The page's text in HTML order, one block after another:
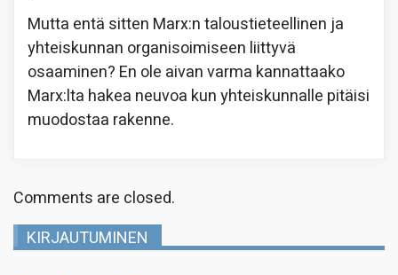
Mutta entä sitten Marx:n taloustieteellinen ja
yhteiskunnan organisoimiseen liittyvä
osaaminen? En ole aivan varma kannattaako
Marx:lta hakea neuvoa kun yhteiskunnalle pitäisi
muodostaa rakenne.
Comments are closed.
KIRJAUTUMINEN